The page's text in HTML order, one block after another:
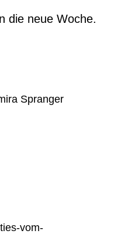
die neue Woche.
Spranger
vom-